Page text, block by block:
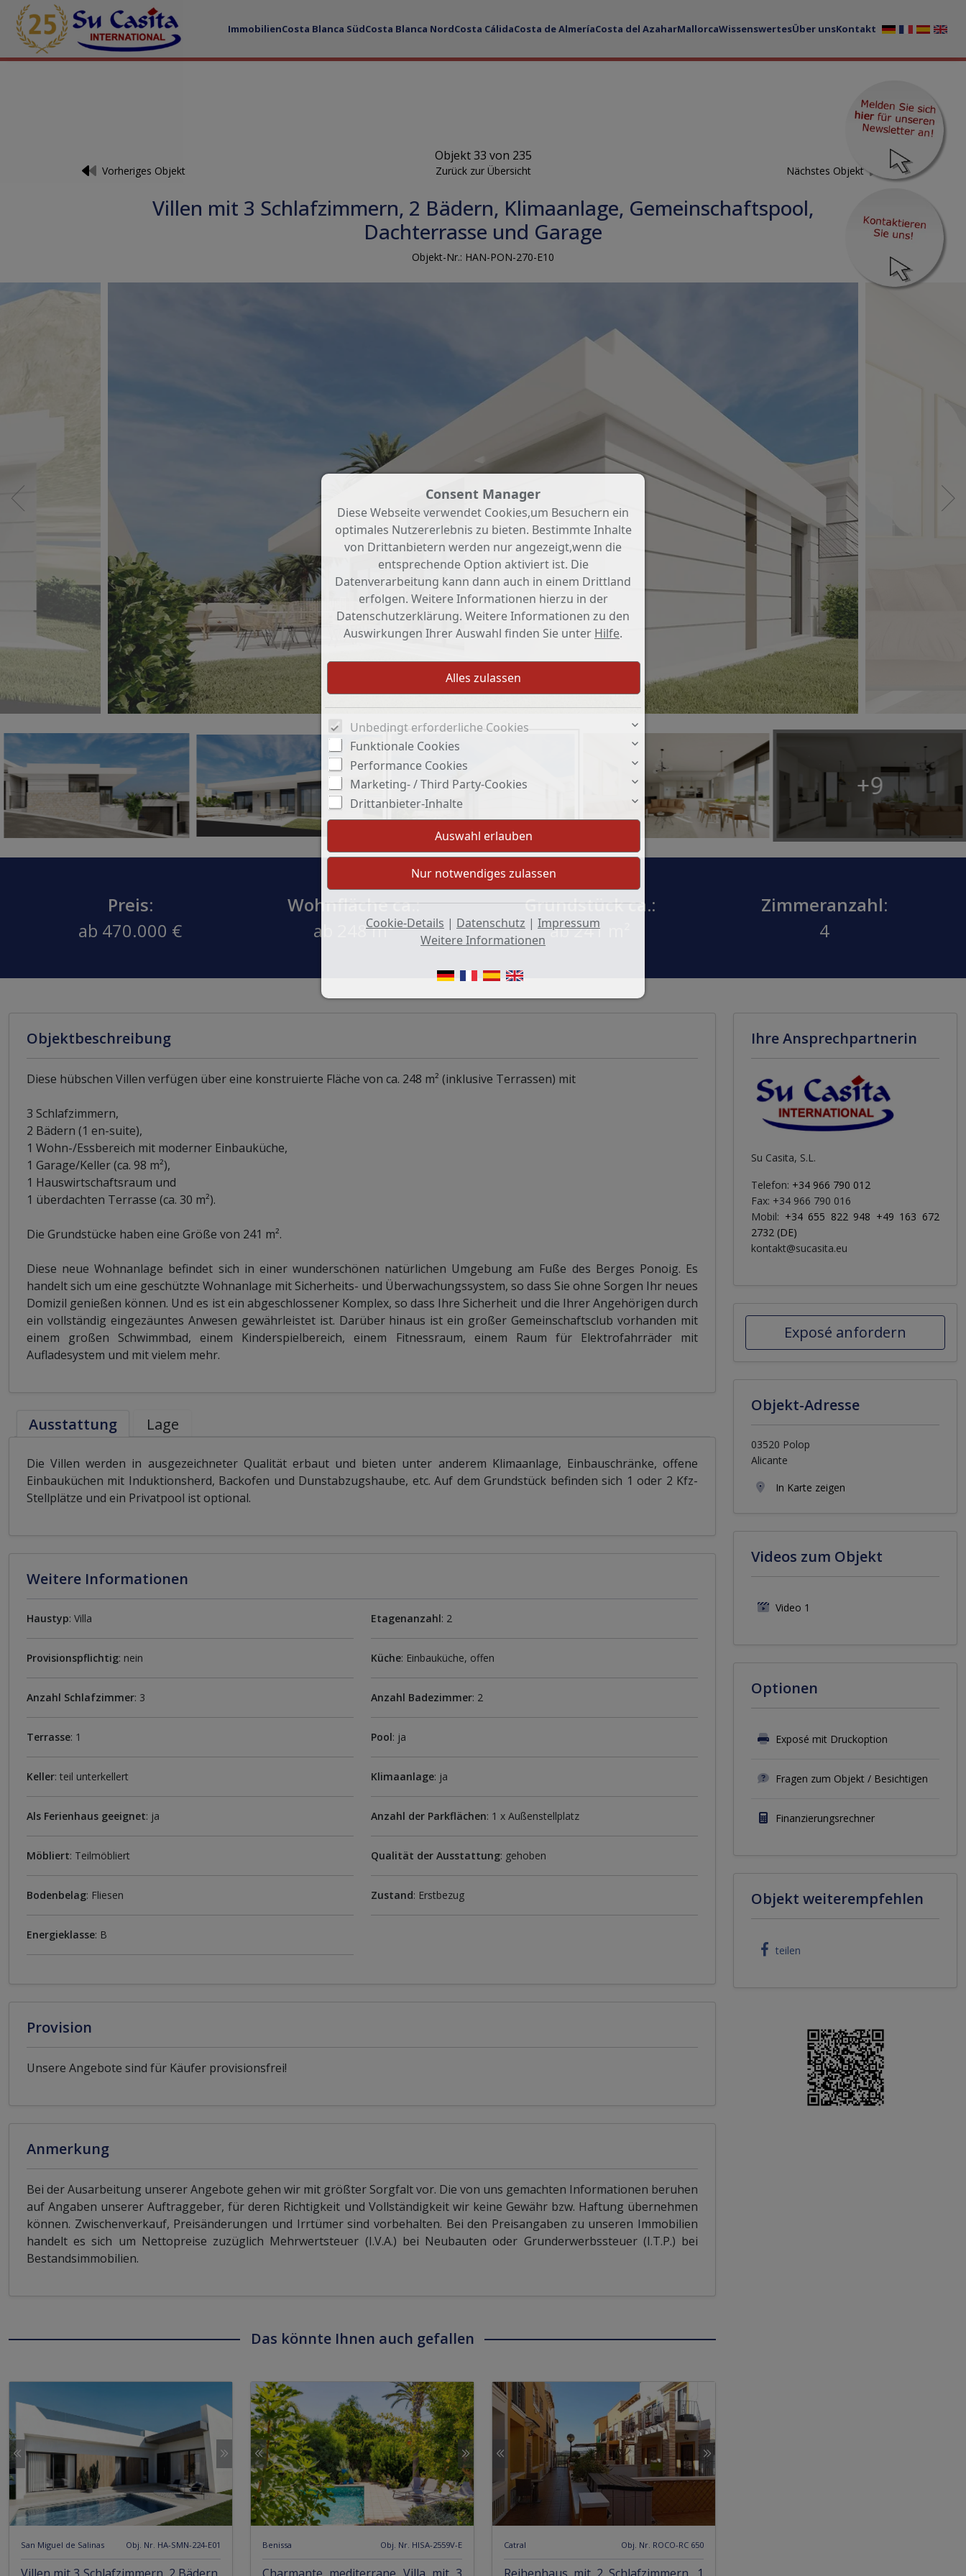
ImmobilienCosta Blanca SüdCosta Blanca NordCosta CálidaCosta de AlmeríaCosta del AzaharMallorcaWissenswertesÜber unsKontakt
Objekt 33 von 235
Nächstes Objekt
Vorheriges Objekt Zurück zur Übersicht
Villen mit 3 Schlafzimmern, 2 Bädern, Klimaanlage, Gemeinschaftspool,
Dachterrasse und Garage
Objekt-Nr.: HAN-PON-270-E10
+9
Preis:
ab 470.000 €
Wohnfläche ca.:
ab 248 m²
Grundstück ca.:
ab 241 m²
Zimmeranzahl:
4
Objektbeschreibung
Diese hübschen Villen verfügen über eine konstruierte Fläche von ca. 248 m² (inklusive Terrassen) mit
3 Schlafzimmern,
2 Bädern (1 en-suite),
1 Wohn-/Essbereich mit moderner Einbauküche,
1 Garage/Keller (ca. 98 m²),
1 Hauswirtschaftsraum und
1 überdachten Terrasse (ca. 30 m²).
Die Grundstücke haben eine Größe von 241 m².
Diese neue Wohnanlage befindet sich in einer wunderschönen natürlichen Umgebung am Fuße des Berges Ponoig. Es
handelt sich um eine geschützte Wohnanlage mit Sicherheits- und Überwachungssystem, so dass Sie ohne Sorgen Ihr neues
Domizil genießen können. Und es ist ein abgeschlossener Komplex, so dass Ihre Sicherheit und die Ihrer Angehörigen durch
ein vollständig eingezäuntes Anwesen gewährleistet ist. Darüber hinaus ist ein großer Gemeinschaftsclub vorhanden mit
einem großen Schwimmbad, einem Kinderspielbereich, einem Fitnessraum, einem Raum für Elektrofahrräder mit
Aufladesystem und mit vielem mehr.
Ausstattung Lage
Die Villen werden in ausgezeichneter Qualität erbaut und bieten unter anderem Klimaanlage, Einbauschränke, offene
Einbauküchen mit Induktionsherd, Backofen und Dunstabzugshaube, etc. Auf dem Grundstück befinden sich 1 oder 2 Kfz-
Stellplätze und ein Privatpool ist optional.
Weitere Informationen
Haustyp: Villa Etagenanzahl: 2
Provisionspflichtig: nein Küche: Einbauküche, offen
Anzahl Schlafzimmer: 3 Anzahl Badezimmer: 2
Terrasse: 1 Pool: ja
Keller: teil unterkellert Klimaanlage: ja
Als Ferienhaus geeignet: ja Anzahl der Parkflächen: 1 x Außenstellplatz
Möbliert: Teilmöbliert Qualität der Ausstattung: gehoben
Bodenbelag: Fliesen Zustand: Erstbezug
Energieklasse: B
Provision
Unsere Angebote sind für Käufer provisionsfrei!
Anmerkung
Bei der Ausarbeitung unserer Angebote gehen wir mit größter Sorgfalt vor. Die von uns gemachten Informationen beruhen
auf Angaben unserer Auftraggeber, für deren Richtigkeit und Vollständigkeit wir keine Gewähr bzw. Haftung übernehmen
können. Zwischenverkauf, Preisänderungen und Irrtümer sind vorbehalten. Bei den Preisangaben zu unseren Immobilien
handelt es sich um Nettopreise zuzüglich Mehrwertsteuer (I.V.A.) bei Neubauten oder Grunderwerbssteuer (I.T.P.) bei
Bestandsimmobilien.
Das könnte Ihnen auch gefallen
San Miguel de Salinas Obj. Nr. HA-SMN-224-E01 Benissa Obj. Nr. HISA-2559V-E Catral Obj. Nr. ROCO-RC 650
Ihre Ansprechpartnerin
Su Casita, S.L.
Telefon: +34 966 790 012
Fax: +34 966 790 016
Mobil: +34 655 822 948 +49 163 672
2732 (DE)
kontakt@sucasita.eu
Exposé anfordern
Objekt-Adresse
03520 Polop
Alicante
In Karte zeigen
Videos zum Objekt
Video 1
Optionen
Exposé mit Druckoption
Fragen zum Objekt / Besichtigen
Finanzierungsrechner
Objekt weiterempfehlen
teilen
Consent Manager
Diese Webseite verwendet Cookies,um Besuchern ein
optimales Nutzererlebnis zu bieten. Bestimmte Inhalte
von Drittanbietern werden nur angezeigt,wenn die
entsprechende Option aktiviert ist. Die
Datenverarbeitung kann dann auch in einem Drittland
erfolgen. Weitere Informationen hierzu in der
Datenschutzerklärung. Weitere Informationen zu den
Auswirkungen Ihrer Auswahl finden Sie unter Hilfe.
Unbedingt erforderliche Cookies
Funktionale Cookies
Performance Cookies
Marketing- / Third Party-Cookies
Drittanbieter-Inhalte
Cookie-Details | Datenschutz | Impressum
Weitere Informationen
Consent Manager
HILFE
Um fortfahren zu können,müssen Sie eine
Auswahl treffen. Nachfolgend erhalten Sie
Erläuterung der verschiedenen Optionen und
Bedeutung.
Alles zulassen:
Jedes Cookie wie z.B. Tracking- und Analytische-
sowie Drittanbieter-Inhalte.
Auswahl erlauben:
Es werden nur Drittanbieter-Inhalte oder die
Arten zugelassen die Sie in den Checkboxen
Nur notwendiges zulassen:
Es werden nur die technisch notwendigen
zugelassen und keine Drittanbieter-Inhalte.